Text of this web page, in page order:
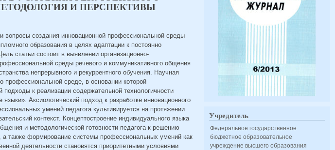
И ПЕРСПЕКТИВЫ
вопросы создания инновационной профессиональной среды
образования в целях адаптации к постоянно
статьи состоит в выявлении организационно-
среды речевого и коммуникативного общения
непрерывного и рекуррентного обучения. Научная
профессиональной среде, в основании которой
подходы к реализации содержательной технологичности
Аксиологический подход к разработке инновационного
умений педагога культивируется на протяжении
контекст. Концептостроение индивидуального языка
и методологической готовности педагога к решению
а также формирование системы профессиональных умений как
деятельности становятся приоритетными условиями
Учредитель
Федеральное государственное
бюджетное образовательное
учреждение высшего образования